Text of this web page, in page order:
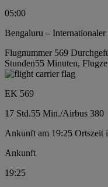
05:00
Bengaluru –
Flugnummer 569
Stunden55 Minuten,
EK 569
17 Std.55 Min./Airbus 380
Ankunft am 19:25 Ortszeit
Ankunft
19:25